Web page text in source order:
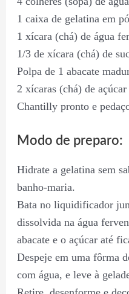
1 caixa de gelatina em
1 xícara (chá) de água
1/3 de xícara (chá) de
Polpa de 1 abacate
2 xícaras (chá) de açúcar
Chantilly pronto e
Modo de preparo:
Hidrate a gelatina sem
banho-maria.
Bata no liquidificador
dissolvida na água
abacate e o açúcar até
Despeje em uma fôrma
com água, e leve à